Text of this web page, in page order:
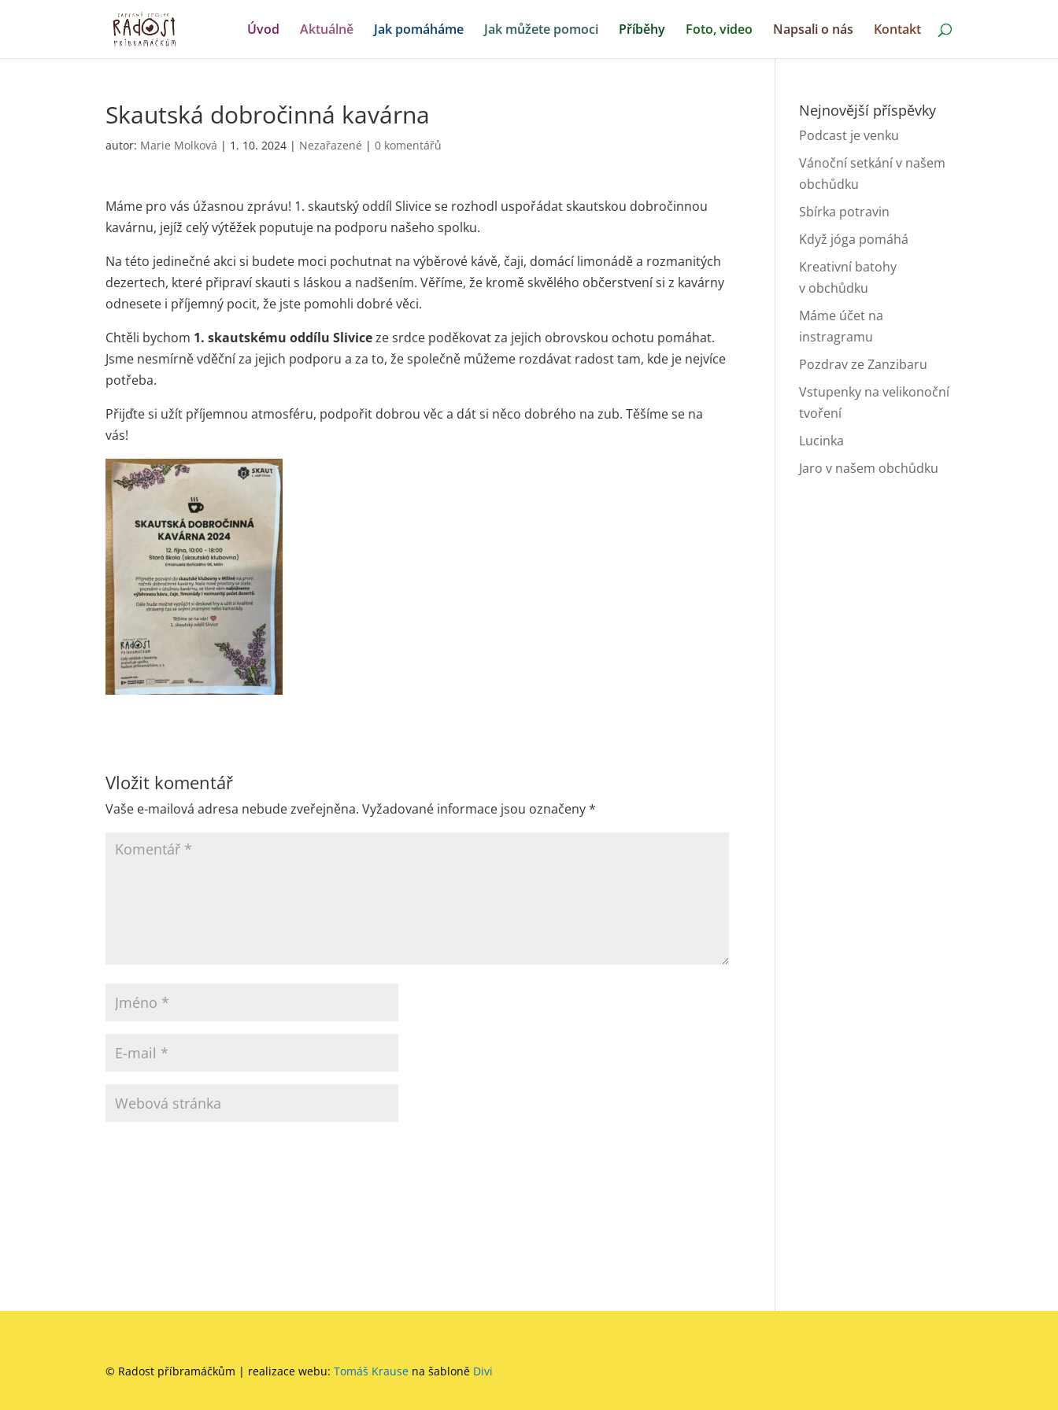
Úvod Aktuálně Jak pomáháme Jak můžete pomoci Příběhy Foto, video Napsali o nás Kontakt
Skautská dobročinná kavárna
autor: Marie Molková | 1. 10. 2024 | Nezařazené |0 komentářů
Máme pro vás úžasnou zprávu! 1. skautský oddíl Slivice se rozhodl uspořádat skautskou dobročinnou
kavárnu, jejíž celý výtěžek poputuje na podporu našeho spolku.
Na této jedinečné akci si budete moci pochutnat na výběrové kávě, čaji, domácí limonádě a rozmanitých
dezertech, které připraví skauti s láskou a nadšením. Věříme, že kromě skvělého občerstvení si z kavárny
odnesete i příjemný pocit, že jste pomohli dobré věci.
Chtěli bychom 1. skautskému oddílu Sliviceze srdce poděkovat za jejich obrovskou ochotu pomáhat.
Jsme nesmírně vděční za jejich podporu a za to, že společně můžeme rozdávat radost tam, kde je nejvíce
potřeba.
Přijďte si užít příjemnou atmosféru, podpořit dobrou věc a dát si něco dobrého na zub. Těšíme se na
vás!
Vložit komentář
Vaše e-mailová adresa nebude zveřejněna. Vyžadované informace jsou označeny*
Nejnovější příspěvky
Podcast je venku
Vánoční setkání v našem
obchůdku
Sbírka potravin
Když jóga pomáhá
Kreativní batohy
v obchůdku
Máme účet na
instragramu
Pozdrav ze Zanzibaru
Vstupenky na velikonoční
tvoření
Lucinka
Jaro v našem obchůdku
© Radost příbramáčkům | realizace webu:Tomáš Krause na šabloně Divi